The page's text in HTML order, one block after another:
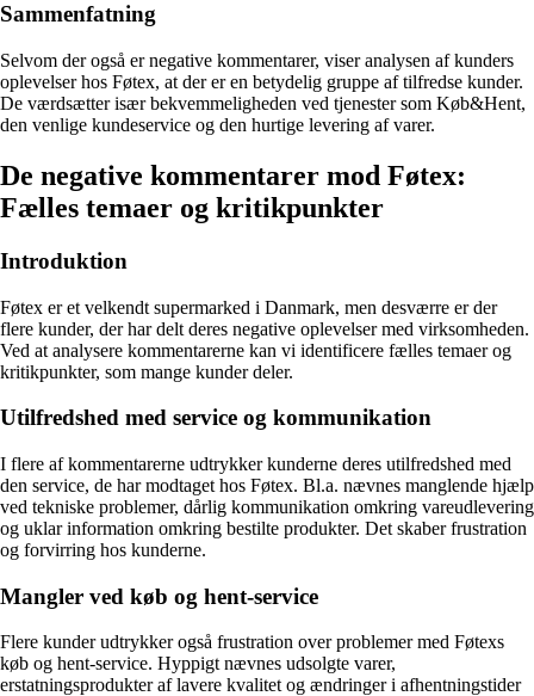
Sammenfatning
Selvom der også er negative kommentarer, viser analysen af kunders
oplevelser hos Føtex, at der er en betydelig gruppe af tilfredse kunder.
De værdsætter især bekvemmeligheden ved tjenester som Køb&Hent,
den venlige kundeservice og den hurtige levering af varer.
De negative kommentarer mod Føtex:
Fælles temaer og kritikpunkter
Introduktion
Føtex er et velkendt supermarked i Danmark, men desværre er der
flere kunder, der har delt deres negative oplevelser med virksomheden.
Ved at analysere kommentarerne kan vi identificere fælles temaer og
kritikpunkter, som mange kunder deler.
Utilfredshed med service og kommunikation
I flere af kommentarerne udtrykker kunderne deres utilfredshed med
den service, de har modtaget hos Føtex. Bl.a. nævnes manglende hjælp
ved tekniske problemer, dårlig kommunikation omkring vareudlevering
og uklar information omkring bestilte produkter. Det skaber frustration
og forvirring hos kunderne.
Mangler ved køb og hent-service
Flere kunder udtrykker også frustration over problemer med Føtexs
køb og hent-service. Hyppigt nævnes udsolgte varer,
erstatningsprodukter af lavere kvalitet og ændringer i afhentningstider